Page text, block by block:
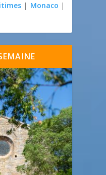
| Monaco |